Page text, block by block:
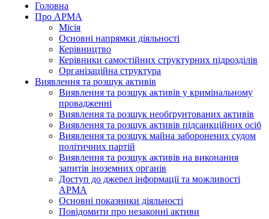
Головна
Про АРМА
Місія
Основні напрямки діяльності
Керівництво
Керівники самостійних структурних підрозділів
Організаційна структура
Виявлення та розшук активів
Виявлення та розшук активів у кримінальному
провадженні
Виявлення та розшук необґрунтованих активів
Виявлення та розшук активів підсанкційних осіб
Виявлення та розшук майна заборонених судом
політичних партій
Виявлення та розшук активів на виконання
запитів іноземних органів
Доступ до джерел інформації та можливості
АРМА
Основні показники діяльності
Повідомити про незаконні активи